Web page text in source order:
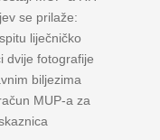
se prilaže:
liječničko
dvije fotografije
biljezima
MUP-a za